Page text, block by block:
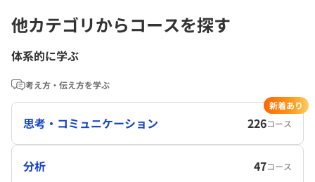
他カテゴリからコースを探す
体系的に学ぶ
考え方・伝え方を学ぶ
思考・コミュニケーション 226コース
新着あり
分析 47コース